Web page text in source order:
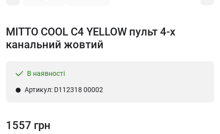
MITTO COOL C4 YELLOW пульт 4-х
канальний жовтий
В наявності
Артикул: D112318 00002
1557 грн